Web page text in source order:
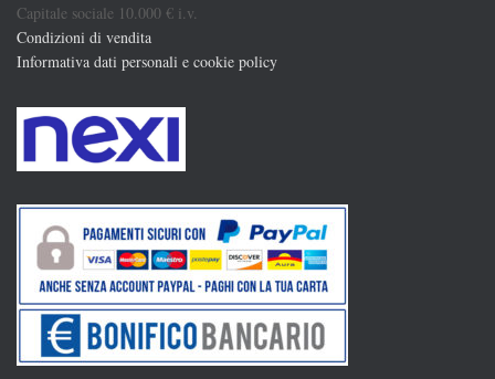
Capitale sociale 10.000 € i.v.
Condizioni di vendita
Informativa dati personali e cookie policy